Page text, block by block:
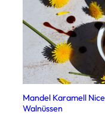
Mandel Karamell
Walnüssen